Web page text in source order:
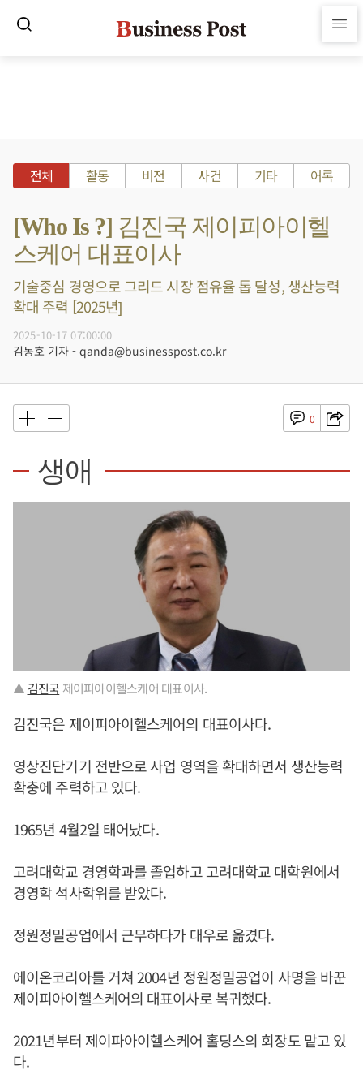
전체 활동 비전 사건 기타 어록
[Who Is ?] 김진국 제이피아이헬
스케어 대표이사
기술중심 경영으로 그리드 시장 점유율 톱 달성, 생산능력
확대 주력 [2025년]
2025-10-17 07:00:00
김동호 기자 - qanda@businesspost.co.kr
0
생애
▲ 김진국 제이피아이헬스케어 대표이사.
김진국은 제이피아이헬스케어의 대표이사다.
영상진단기기 전반으로 사업 영역을 확대하면서 생산능력
확충에 주력하고 있다.
1965년 4월2일 태어났다.
고려대학교 경영학과를 졸업하고 고려대학교 대학원에서
경영학 석사학위를 받았다.
정원정밀공업에서 근무하다가 대우로 옮겼다.
에이온코리아를 거쳐 2004년 정원정밀공업이 사명을 바꾼
제이피아이헬스케어의 대표이사로 복귀했다.
2021년부터 제이파아이헬스케어 홀딩스의 회장도 맡고 있
다.